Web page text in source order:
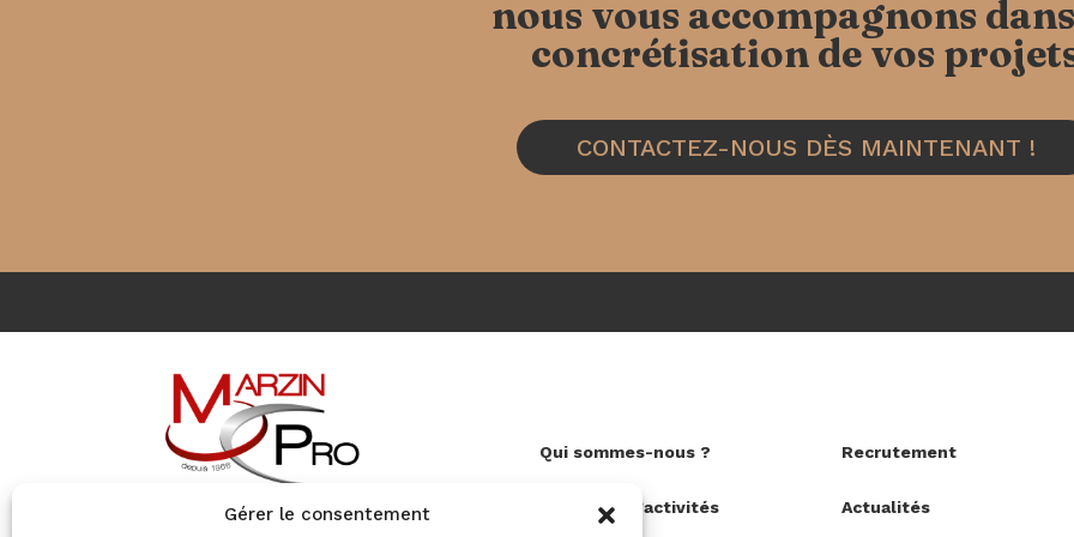
Gérer le consentement
nous vous accompagnons
concrétisation de vos
CONTACTEZ-NOUS DÈS MAINTENANT !
Qui sommes-nous ?
Domaines d’activités
Recrutement
Actualités